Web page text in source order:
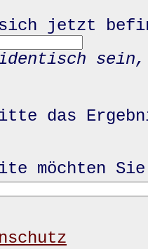
jetzt
identisch
das
möchten